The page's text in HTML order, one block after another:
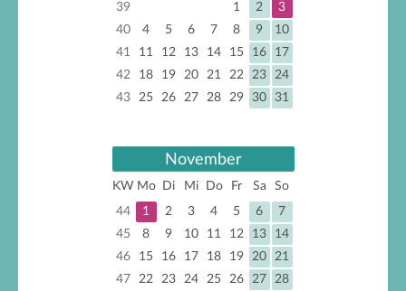
39
1 2
3
40
4 5 6 7 8 9
10
41
11 12 13 14 15 16
17
42
18 19 20 21 22 23
24
43
25 26 27 28 29 30 31
November
KW Mo Di Mi Do Fr Sa
So
44
1 2 3 4 5 6
7
45
8 9 10 11 12 13
14
46
15 16 17 18 19 20
21
47
22 23 24 25 26 27 28